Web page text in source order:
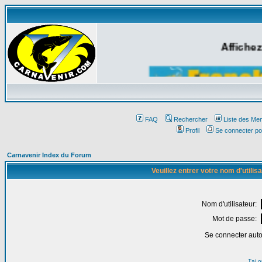
FAQ Rechercher
Liste des
Profil
Se connecter
Carnavenir Index du Forum
Veuillez entrer votre nom
Nom d'utilisateur:
Mot de passe:
Se connecter